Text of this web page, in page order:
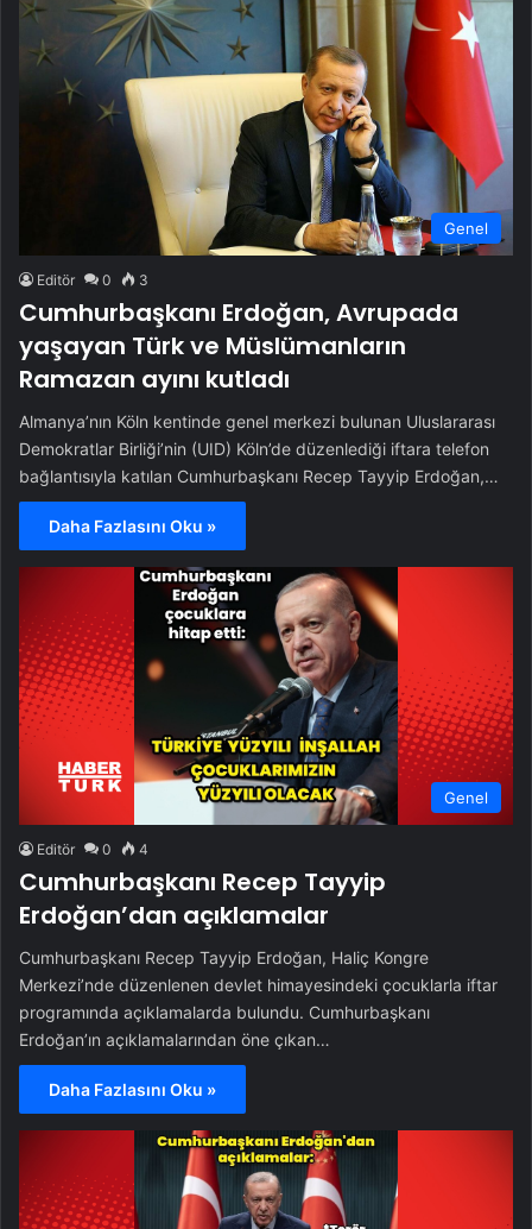
Genel
Editör 0 3
Cumhurbaşkanı Erdoğan, Avrupada
yaşayan Türk ve Müslümanların
Ramazan ayını kutladı
Almanya’nın Köln kentinde genel merkezi bulunan Uluslararası
Demokratlar Birliği’nin (UID) Köln’de düzenlediği iftara telefon
bağlantısıyla katılan Cumhurbaşkanı Recep Tayyip Erdoğan,…
Daha Fazlasını Oku »
Genel
Editör 0 4
Cumhurbaşkanı Recep Tayyip
Erdoğan’dan açıklamalar
Cumhurbaşkanı Recep Tayyip Erdoğan, Haliç Kongre
Merkezi’nde düzenlenen devlet himayesindeki çocuklarla iftar
programında açıklamalarda bulundu. Cumhurbaşkanı
Erdoğan’ın açıklamalarından öne çıkan…
Daha Fazlasını Oku »